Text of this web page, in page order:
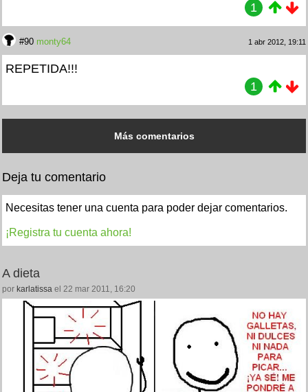
1
#90 monty64 1 abr 2012, 19:11
REPETIDA!!!
1
Más comentarios
Deja tu comentario
Necesitas tener una cuenta para poder dejar comentarios.
¡Registra tu cuenta ahora!
A dieta
por karlatissa el 22 mar 2011, 16:20